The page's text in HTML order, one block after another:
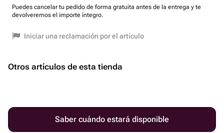
Puedes cancelar tu pedido de forma gratuita antes de la entrega y te
devolveremos el importe íntegro.
Iniciar una reclamación por el artículo
Otros artículos de esta tienda
Saber cuándo estará disponible